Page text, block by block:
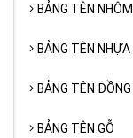
BẢNG TÊN NHÔM
BẢNG TÊN NHỰA
BẢNG TÊN ĐỒNG
BẢNG TÊN GỖ